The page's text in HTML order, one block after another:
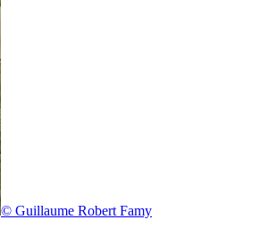
© Guillaume Robert Famy